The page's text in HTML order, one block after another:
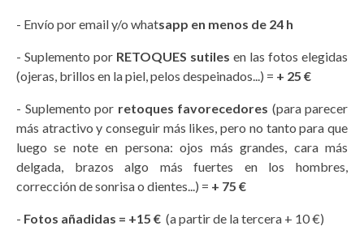
- Envío por email y/o whatsapp en menos de 24 h
- Suplemento por RETOQUES sutiles en las fotos elegidas
(ojeras, brillos en la piel, pelos despeinados...) = + 25 €
- Suplemento por retoques favorecedores (para parecer
más atractivo y conseguir más likes, pero no tanto para que
luego se note en persona: ojos más grandes, cara más
delgada, brazos algo más fuertes en los hombres,
corrección de sonrisa o dientes...) = + 75 €
- Fotos añadidas = +15 € (a partir de la tercera + 10 €)